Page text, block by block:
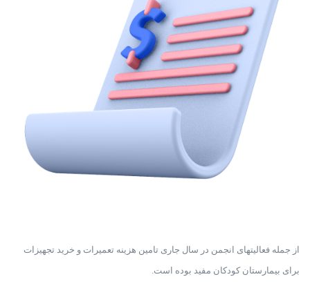
از جمله فعالیتهای انجمن در سال جاری تامین هزینه تعمیرات و خرید تجهیزات
برای بیمارستان کودکان مفید بوده است.